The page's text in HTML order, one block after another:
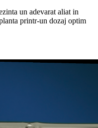
un adevarat aliat in
printr-un dozaj optim